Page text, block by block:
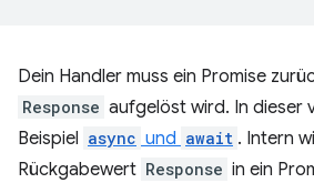
Dein Handler muss ein Promise
Response aufgelöst wird. In dieser
Beispiel async und await . Intern
Rückgabewert Response in ein